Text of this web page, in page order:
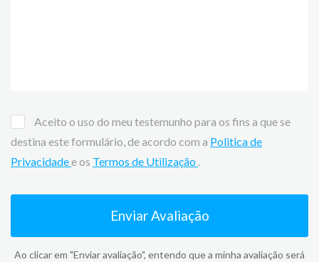
Aceito o uso do meu testemunho para os fins a que se
destina este formulário, de acordo com a Politica de
Privacidadee os Termos de Utilização .
Enviar Avaliação
Ao clicar em "Enviar avaliação", entendo que a minha avaliação será